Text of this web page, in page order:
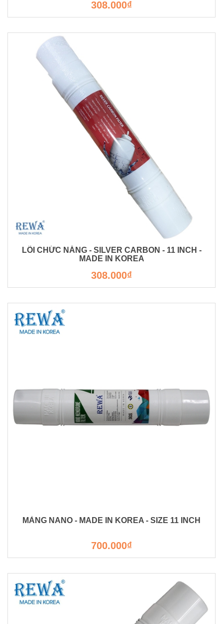
308.000₫
LÕI CHỨC NĂNG - SILVER CARBON - 11 INCH -
MADE IN KOREA
308.000₫
MÀNG NANO - MADE IN KOREA - SIZE 11 INCH
700.000₫